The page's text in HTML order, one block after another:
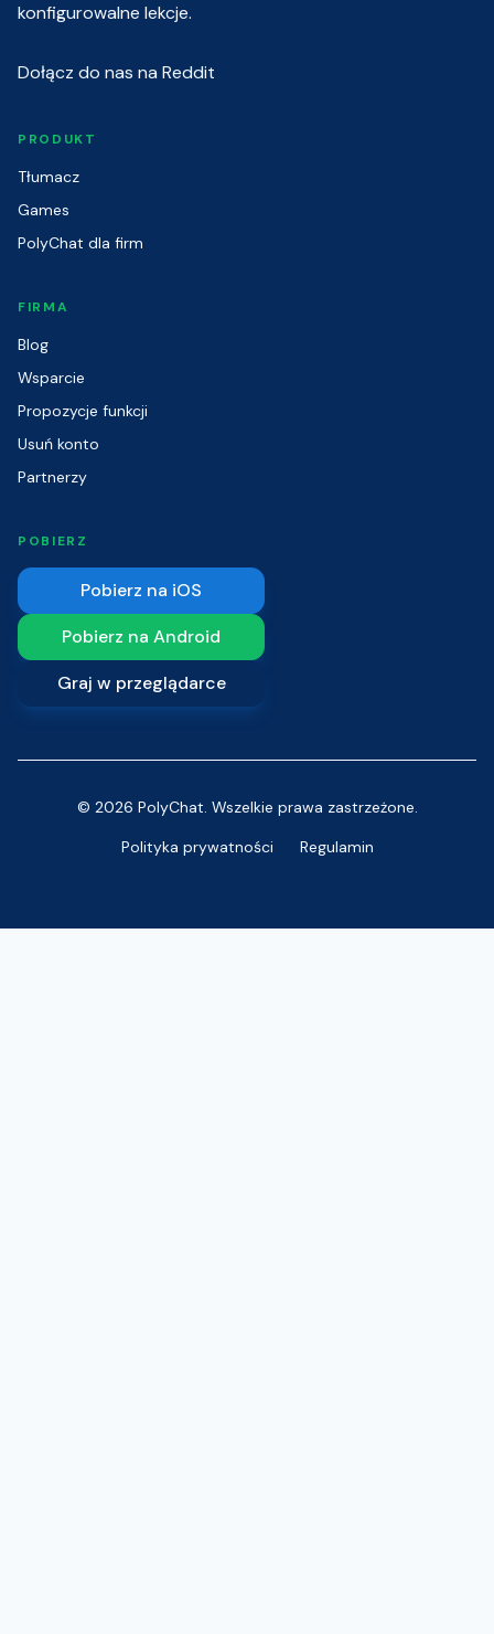
konfigurowalne lekcje.
Dołącz do nas na Reddit
PRODUKT
Tłumacz
Games
PolyChat dla firm
FIRMA
Blog
Wsparcie
Propozycje funkcji
Usuń konto
Partnerzy
POBIERZ
Pobierz na iOS
Pobierz na Android
Graj w przeglądarce
© 2026 PolyChat. Wszelkie prawa zastrzeżone.
Polityka prywatności
Regulamin